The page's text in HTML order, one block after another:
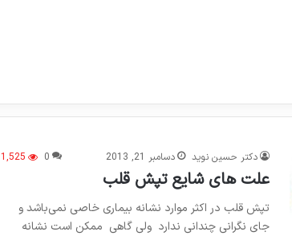
دکتر حسین نوید دسامبر 21, 2013 0
1,525
علت های شایع تپش قلب
تپش قلب در اکثر موارد نشانه بیماری خاصی نمی‌باشد و
جای نگرانی چندانی ندارد ولی گاهی ممکن است نشانه